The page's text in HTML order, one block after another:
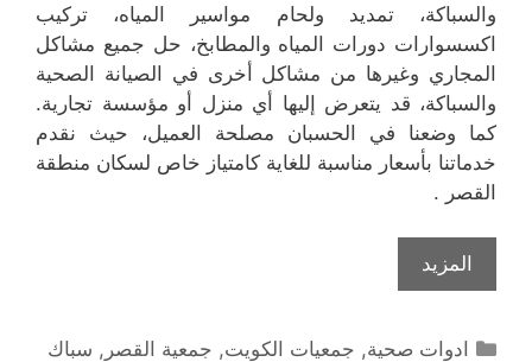
والسباكة، تمديد ولحام مواسير المياه، تركيب
اكسسوارات دورات المياه والمطابخ، حل جميع مشاكل
المجاري وغيرها من مشاكل أخرى في الصيانة الصحية
والسباكة، قد يتعرض إليها أي منزل أو مؤسسة تجارية.
كما وضعنا في الحسبان مصلحة العميل، حيث نقدم
خدماتنا بأسعار مناسبة للغاية كامتياز خاص لسكان منطقة
القصر .
المزيد
التصنيفات
ادوات صحية, جمعيات الكويت, جمعية القصر , سباك